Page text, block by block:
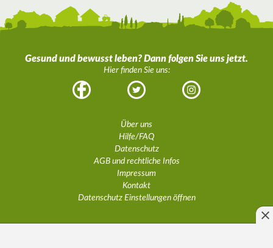
Gesund und bewusst leben? Dann folgen Sie uns jetzt.
Hier finden Sie uns:
Facebook Twitter Instagram
Über uns
Hilfe/FAQ
Datenschutz
AGB und rechtliche Infos
Impressum
Kontakt
Datenschutz Einstellungen öffnen